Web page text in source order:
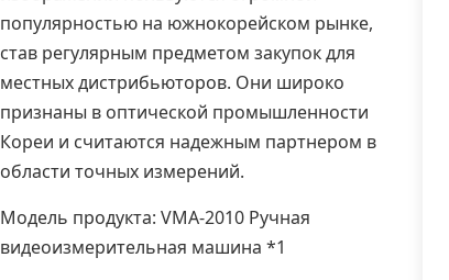
популярностью на южнокорейском рынке,
став регулярным предметом закупок для
местных дистрибьюторов. Они широко
признаны в оптической промышленности
Кореи и считаются надежным партнером в
области точных измерений.
Модель продукта: VMA-2010 Ручная
видеоизмерительная машина *1